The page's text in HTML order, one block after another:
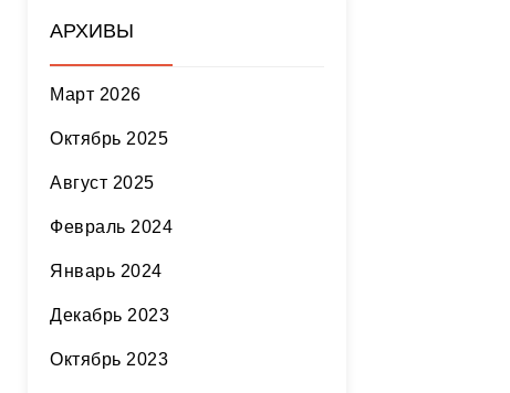
АРХИВЫ
Март 2026
Октябрь 2025
Август 2025
Февраль 2024
Январь 2024
Декабрь 2023
Октябрь 2023